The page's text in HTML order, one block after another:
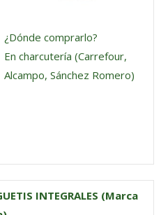
¿Dónde comprarlo?
En charcutería (Carrefour,
Alcampo, Sánchez Romero)
INTEGRALES (Marca